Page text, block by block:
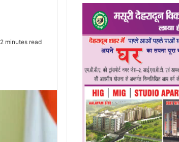
2 minutes read